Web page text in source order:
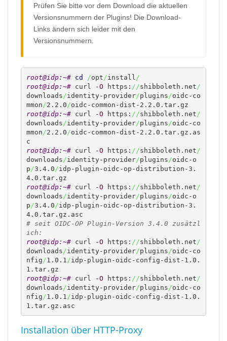
Prüfen Sie bitte vor dem Download die aktuellen
Versionsnummern der Plugins! Die Download-
Links ändern sich leider mit den
Versionsnummern.
root@idp:~# cd /opt /install /
root@idp:~# curl -O https: //shibboleth.net /
downloads /identity-provider/plugins /oidc-co
mmon /2.2.0 /
root@idp:~# curl -O https: //shibboleth.net /
downloads /identity-provider/plugins /oidc-co
mmon /2.2.0 /oidc-common-dist-2.2.0.tar.gz.as
root@idp:~# curl -O https: //shibboleth.net /
downloads /identity-provider/plugins /oidc-o
p /3.4.0 /idp-plugin-oidc-op-distribution-3.
root@idp:~# curl -O https: //shibboleth.net /
downloads /identity-provider/plugins /oidc-o
p /3.4.0 /idp-plugin-oidc-op-distribution-3.
# seit OIDC-OP Plugin-Version 3.4.0 zusätzl
ich:
root@idp:~# curl -O https: //shibboleth.net /
downloads /identity-provider/plugins /oidc-co
nfig /1.0.1 /idp-plugin-oidc-config-dist-1.0.
root@idp:~# curl -O https: //shibboleth.net /
downloads /identity-provider/plugins /oidc-co
nfig /1.0.1 /idp-plugin-oidc-config-dist-1.0.
1.tar.gz.asc
Installation über HTTP-Proxy